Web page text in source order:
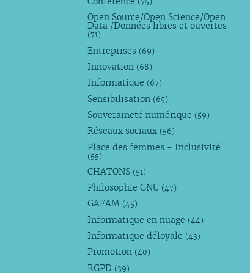
Open Source/Open Science/Open
Data /Données libres et ouvertes
(71)
Entreprises (69)
Innovation (68)
Informatique (67)
Sensibilisation (65)
Souveraineté numérique (59)
Réseaux sociaux (56)
Place des femmes - Inclusivité
(55)
CHATONS (51)
Philosophie GNU (47)
GAFAM (45)
Informatique en nuage (44)
Informatique déloyale (43)
Promotion (40)
RGPD (39)